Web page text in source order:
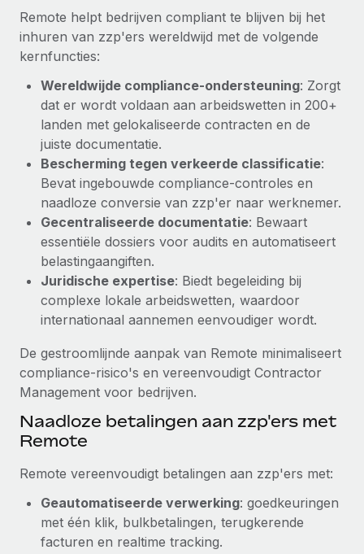
Entiteiten oprichten
Stel snel compliant entiteiten op
Mobiliteit en overplaatsing
Plaats werknemers moeiteloos over
Secundaire arbeidsvoorwaarden
Eenvoudig secundaire arbeidsvoorwaarden
beheren
Contractor Management
Belastingen
Naar de blog
BLOG
Productupdates van Remote: Gusto- en Xero-
integraties en Contractor Management Plus
Het blijft de missie van Remote om alle soorten bedrijven
Meer informatie
Hoe Phiture 55 werknemers in 19 landen
Phiture, een toonaangevende leider in de wereldwijde
mobiele groeiadviessector, zet zich sinds 2016...
Meer informatie
Remote helpt bedrijven compliant te blijven bij het
inhuren van zzp'ers wereldwijd met de volgende
kernfuncties:
Wereldwijde compliance-ondersteuning: Zorgt
dat er wordt voldaan aan arbeidswetten in 200+
landen met gelokaliseerde contracten en de
juiste documentatie.
Bescherming tegen verkeerde classificatie:
Bevat ingebouwde compliance-controles en
naadloze conversie van zzp'er naar werknemer.
Gecentraliseerde documentatie: Bewaart
essentiële dossiers voor audits en automatiseert
belastingaangiften.
Juridische expertise: Biedt begeleiding bij
complexe lokale arbeidswetten, waardoor
internationaal aannemen eenvoudiger wordt.
De gestroomlijnde aanpak van Remote minimaliseert
compliance-risico's en vereenvoudigt Contractor
Management voor bedrijven.
Naadloze betalingen aan zzp'ers met
Remote
Remote vereenvoudigt betalingen aan zzp'ers met:
Geautomatiseerde verwerking: goedkeuringen
met één klik, bulkbetalingen, terugkerende
facturen en realtime tracking.